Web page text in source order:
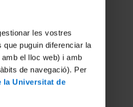
les vostres
puguin diferenciar la
el lloc web) i amb
de navegació). Per
la Universitat de